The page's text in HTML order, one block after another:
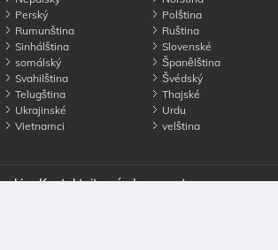
Perský
Polština
Rumunština
Ruština
Sinhálština
Slovenské
somálský
Španělština
Svahilština
Švédský
Telugština
Thajské
Ukrajinské
Urdu
Vietnamci
velština
Kontaktujte nás Inzerovat